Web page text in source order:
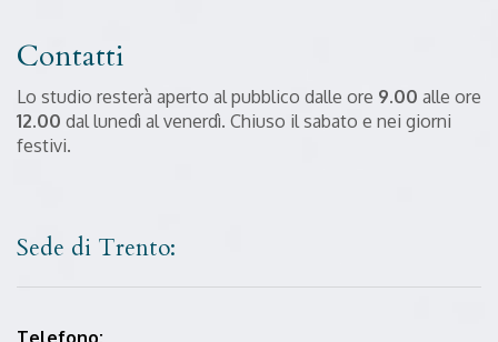
Contatti
Lo studio resterà aperto al pubblico dalle ore 9.00 alle ore
12.00 dal lunedì al venerdì. Chiuso il sabato e nei giorni
festivi.
Sede di Trento:
Telefono: